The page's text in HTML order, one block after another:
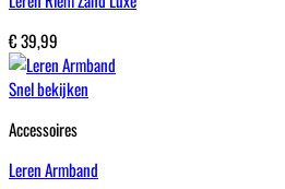
€39,99
Snel bekijken
Accessoires
Leren Armband